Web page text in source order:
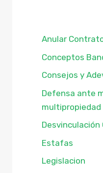
Anular
Conceptos
Consejos y
Defensa ante
multipropiedad
Estafas
Legislacion